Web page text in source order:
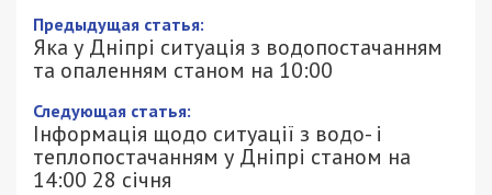
Предыдущая статья:
Яка у Дніпрі ситуація з водопостачанням
та опаленням станом на 10:00
Следующая статья:
Інформація щодо ситуації з водо- і
теплопостачанням у Дніпрі станом на
14:00 28 січня